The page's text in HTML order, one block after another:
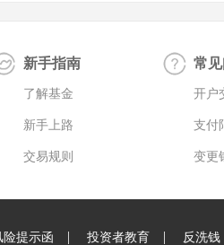
新手指南
了解基金
新手上路
交易规则
常
开户
支付
变更
险提示函 | 投资者教育 | 反洗钱